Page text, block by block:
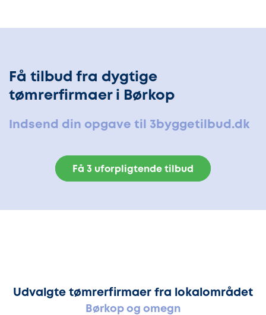
Få tilbud fra dygtige
tømrerfirmaer i Børkop
Indsend din opgave til 3byggetilbud.dk
Få 3 uforpligtende tilbud
Udvalgte tømrerfirmaer fra lokalområdet
Børkop og omegn